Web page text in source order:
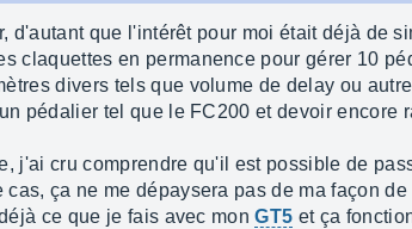
d'autant que l'intérêt pour moi était déjà de
claquettes en permanence pour gérer 10
divers tels que volume de delay ou
pédalier tel que le FC200 et devoir
j'ai cru comprendre qu'il est possible de
cas, ça ne me dépaysera pas de ma façon
ce que je fais avec monGT5 et ça